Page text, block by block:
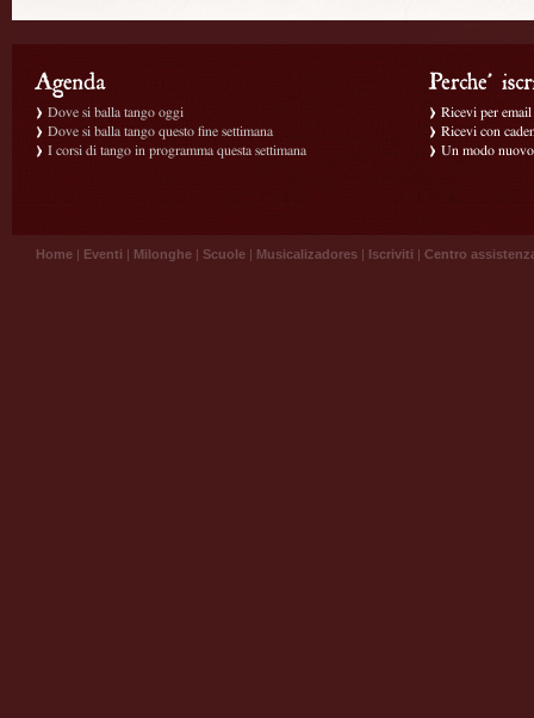
Dove si balla tango oggi
Dove si balla tango questo fine settimana
I corsi di tango in programma questa settimana
Ricevi per
Ricevi con
Un modo
Home | Eventi | Milonghe | Scuole | Musicalizadores | Iscriviti | Centro